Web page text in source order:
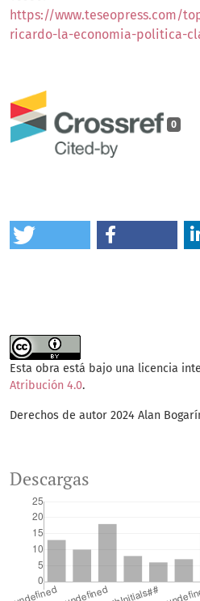
0
https://www.teseopress.com/
ricardo-la-economia-politica-
Esta obra está bajo una licencia
Atribución 4.0.
Derechos de autor 2024 Alan
Descargas